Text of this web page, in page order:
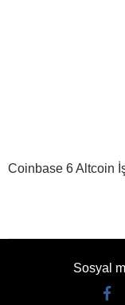
Coinbase 6 Altcoin
Sosyal